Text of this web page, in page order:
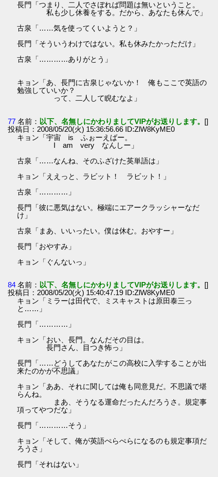
長門「つまり、二人でさぼれば問題は無いということ。
私も少し休養をする。だから、あなたも休んで」
古泉「……気を使ってくいようと？」
長門「そういうわけではない。私も休みたかっただけ」
古泉「…………ありがとう」
キョン「あ、長門に古泉じゃないか！ 俺もここで英語の
勉強していいか？
って、二人して睨むなよ」
77 名前： 以下、名無しにかわりましてVIPがお送りします。 []
投稿日：2008/05/20(火) 15:36:56.66 ID:ZlW8KyME0
キョン「宇宙 is ふぉーえばー。
I am very なんしー」
古泉「……なんね、そのふざけた英単語は」
キョン「ええっと、ラビット！ ラビット！」
古泉「…………」
長門「彼に悪気はない。極端にエアークラッシャーなだ
け」
古泉「まあ、いいったい。僕は休む。おやすー」
長門「おやすみ」
キョン「ぐんないっ」
84 名前： 以下、名無しにかわりましてVIPがお送りします。 []
投稿日：2008/05/20(火) 15:40:47.19 ID:ZlW8KyME0
キョン「ミラーは田代で、ミスキャストは原田泰三っ
と……」
長門「…………」
キョン「おい、長門。なんだその目は。
長門さん、目つき怖っ」
長門「……どうしてあなたがこの高校に入学することが出
来たのかが不思議」
キョン「ああ、それに関しては俺も同意見だ。不思議で堪
らんね。
まあ、そうなる運命だったんだろうさ。規定事
項ってやつだな」
長門「…………そう」
キョン「そして、俺が英語ぺらぺらになるのも規定事項だ
ろうさ」
長門「それはない」